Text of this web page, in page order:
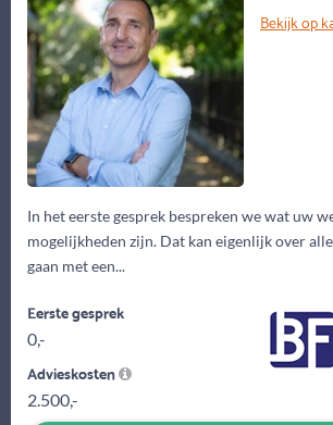
Bekijk op
In het eerste gesprek bespreken we wat uw
mogelijkheden zijn. Dat kan eigenlijk over
gaan met een...
Eerste gesprek
0,-
Advieskosten
2.500,-